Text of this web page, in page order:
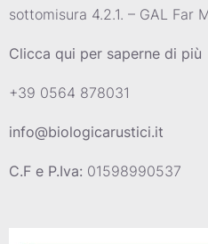
sottomisura 4.2.1. – GAL Far
Clicca qui per saperne di più
+39 0564 878031
info@biologicarustici.it
C.F e P.Iva: 01598990537